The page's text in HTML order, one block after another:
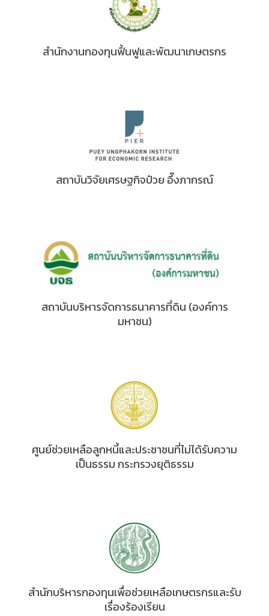
สำนักงานกองทุนฟื้นฟูและพัฒนาเกษตรกร
สถาบันวิจัยเศรษฐกิจป๋วย อึ๊งภากรณ์
สถาบันบริหารจัดการธนาคารที่ดิน (องค์การ
มหาชน)
ศูนย์ช่วยเหลือลูกหนี้และประชาชนที่ไม่ได้รับความ
เป็นธรรม กระทรวงยุติธรรม
สำนักบริหารกองทุนเพื่อช่วยเหลือเกษตรกรและรับ
เรื่องร้องเรียน